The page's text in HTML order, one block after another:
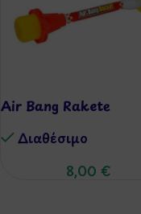
Air Bang Rakete
Διαθέσιμo
8,00 €